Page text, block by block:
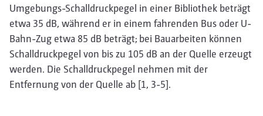
Umgebungs-Schalldruckpegel in einer Bibliothek beträgt
etwa 35 dB, während er in einem fahrenden Bus oder U-
Bahn-Zug etwa 85 dB beträgt; bei Bauarbeiten können
Schalldruckpegel von bis zu 105 dB an der Quelle erzeugt
werden. Die Schalldruckpegel nehmen mit der
Entfernung von der Quelle ab [1, 3-5].